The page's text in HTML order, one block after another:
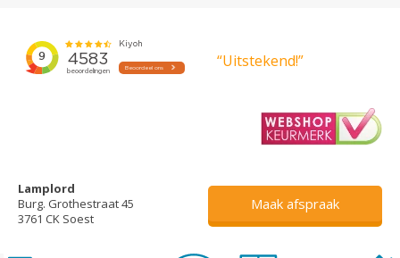
“Uitstekend!”
Lamplord
Burg. Grothestraat 45
3761 CK Soest
Maak afspraak